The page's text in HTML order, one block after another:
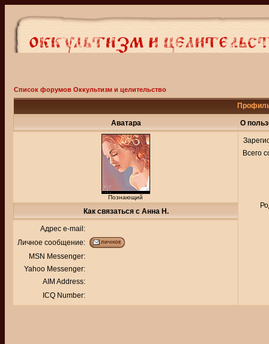
Список форумов Оккультизм и целительство
Аватара О
Познающий
Всего
Как связаться с Анна Н.
Адрес e-mail:
Личное сообщение:
MSN Messenger:
Yahoo Messenger:
AIM Address:
ICQ Number: